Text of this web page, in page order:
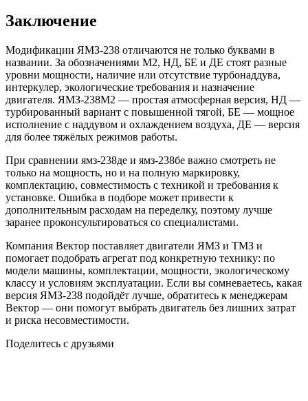
Заключение
Модификации ЯМЗ-238 отличаются не только буквами в
названии. За обозначениями М2, НД, БЕ и ДЕ стоят разные
уровни мощности, наличие или отсутствие турбонаддува,
интеркулер, экологические требования и назначение
двигателя. ЯМЗ-238М2 — простая атмосферная версия, НД —
турбированный вариант с повышенной тягой, БЕ — мощное
исполнение с наддувом и охлаждением воздуха, ДЕ — версия
для более тяжёлых режимов работы.
При сравнении ямз-238де и ямз-238бе важно смотреть не
только на мощность, но и на полную маркировку,
комплектацию, совместимость с техникой и требования к
установке. Ошибка в подборе может привести к
дополнительным расходам на переделку, поэтому лучше
заранее проконсультироваться со специалистами.
Компания Вектор поставляет двигатели ЯМЗ и ТМЗ и
помогает подобрать агрегат под конкретную технику: по
модели машины, комплектации, мощности, экологическому
классу и условиям эксплуатации. Если вы сомневаетесь, какая
версия ЯМЗ-238 подойдёт лучше, обратитесь к менеджерам
Вектор — они помогут выбрать двигатель без лишних затрат
и риска несовместимости.
Поделитесь с друзьями